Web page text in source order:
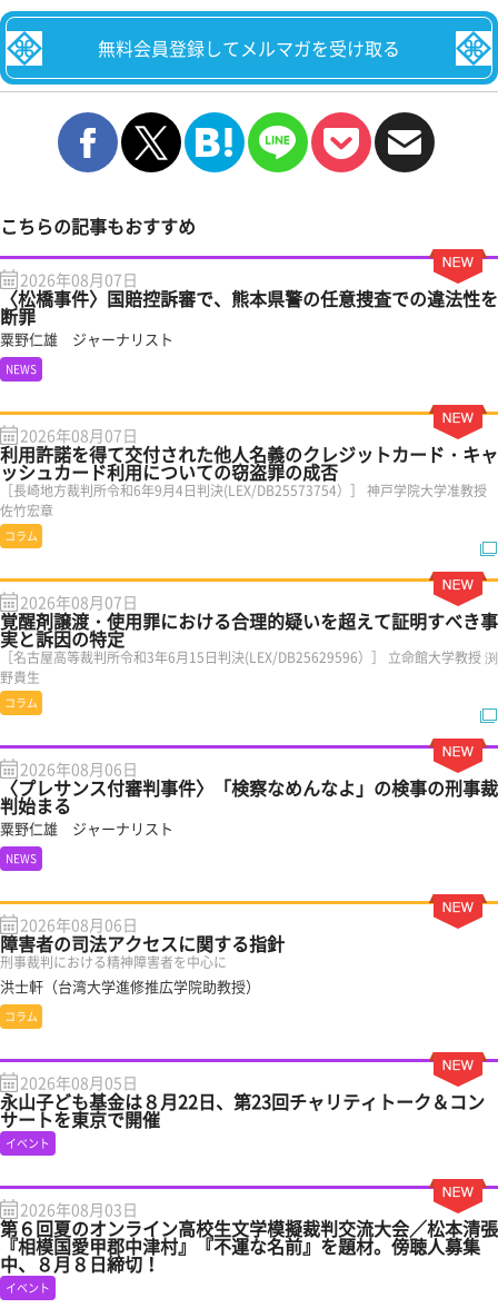
無料会員登録してメルマガを受け取る
こちらの記事もおすすめ
2026年08月07日
〈松橋事件〉国賠控訴審で、熊本県警の任意捜査での違法性を
断罪
粟野仁雄 ジャーナリスト
NEWS
2026年08月07日
利用許諾を得て交付された他人名義のクレジットカード・キャ
ッシュカード利用についての窃盗罪の成否
［長崎地方裁判所令和6年9月4日判決(LEX/DB25573754）］ 神戸学院大学准教授
佐竹宏章
コラム
2026年08月07日
覚醒剤譲渡・使用罪における合理的疑いを超えて証明すべき事
実と訴因の特定
［名古屋高等裁判所令和3年6月15日判決(LEX/DB25629596）］ 立命館大学教授 渕
野貴生
コラム
2026年08月06日
〈プレサンス付審判事件〉「検察なめんなよ」の検事の刑事裁
判始まる
粟野仁雄 ジャーナリスト
NEWS
2026年08月06日
障害者の司法アクセスに関する指針
刑事裁判における精神障害者を中心に
洪士軒（台湾大学進修推広学院助教授）
コラム
2026年08月05日
永山子ども基金は８月22日、第23回チャリティトーク＆コン
サートを東京で開催
イベント
2026年08月03日
第６回夏のオンライン高校生文学模擬裁判交流大会／松本清張
『相模国愛甲郡中津村』『不運な名前』を題材。傍聴人募集
中、８月８日締切！
イベント